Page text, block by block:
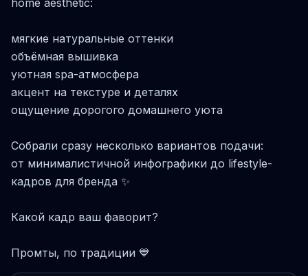
home aesthetic:
мягкие натуральные оттенки
объёмная вышивка
уютная spa-атмосфера
акцент на текстуре и деталях
ощущение дорогого домашнего уюта
Собрали сразу несколько вариантов подачи:
от минималистичной инфографики до lifestyle-
кадров для бренда ✨
Какой кадр ваш фаворит?
Промты, по традиции 💙